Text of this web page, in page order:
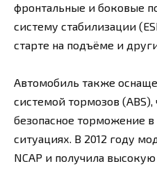
фронтальные и боковые
систему стабилизации
старте на подъёме и
Автомобиль также
системой тормозов (ABS),
безопасное торможение
ситуациях. В 2012 году
NCAP и получила